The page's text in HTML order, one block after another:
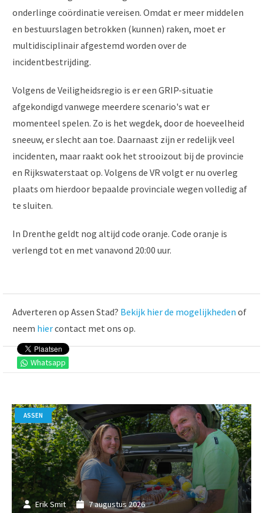
onderlinge coördinatie vereisen. Omdat er meer middelen
en bestuurslagen betrokken (kunnen) raken, moet er
multidisciplinair afgestemd worden over de
incidentbestrijding.
Volgens de Veiligheidsregio is er een GRIP-situatie
afgekondigd vanwege meerdere scenario's wat er
momenteel spelen. Zo is het wegdek, door de hoeveelheid
sneeuw, er slecht aan toe. Daarnaast zijn er redelijk veel
incidenten, maar raakt ook het strooizout bij de provincie
en Rijkswaterstaat op. Volgens de VR volgt er nu overleg
plaats om hierdoor bepaalde provinciale wegen volledig af
te sluiten.
In Drenthe geldt nog altijd code oranje. Code oranje is
verlengd tot en met vanavond 20:00 uur.
Whatsapp
Adverteren op Assen Stad? Bekijk hier de mogelijkheden of
neem hiercontact met ons op.
Erik Smit 7 augustus 2026
ASSEN